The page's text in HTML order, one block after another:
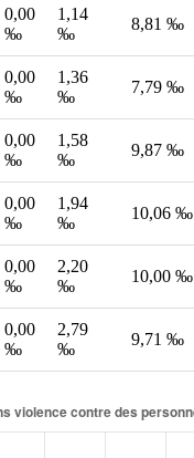
0,00
‰
1,14
‰
8,81 ‰
0,00
‰
1,36
‰
7,79 ‰
0,00
‰
1,58
‰
9,87 ‰
0,00
‰
1,94
‰
10,06 ‰
0,00
‰
2,20
‰
10,00 ‰
0,00
‰
2,79
‰
9,71 ‰